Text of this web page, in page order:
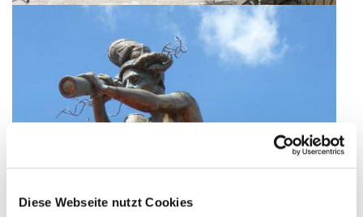
Diese Webseite nutzt Cookies